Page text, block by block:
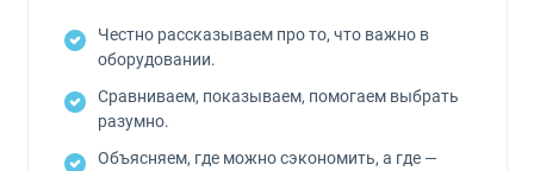
Честно рассказываем про то, что важно в
оборудовании.
Сравниваем, показываем, помогаем выбрать
разумно.
Объясняем, где можно сэкономить, а где —